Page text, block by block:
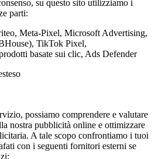
su questo sito utilizziamo i
parti:
Meta-Pixel, Microsoft Advertising,
TikTok Pixel,
basate sui clic, Ads Defender
possiamo comprendere e valutare
nostra pubblicità online e ottimizzare
A tale scopo confrontiamo i tuoi
con i seguenti fornitori esterni se